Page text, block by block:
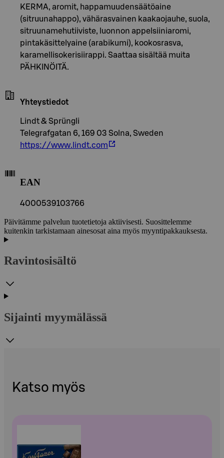
KERMA, aromit, happamuudensäätöaine
(sitruunahappo), vähärasvainen kaakaojauhe, suola,
sitruunamehutiiviste, luonnon appelsiiniaromi,
pintakäsittelyaine (arabikumi), kookosrasva,
karamellisokerisiirappi. Saattaa sisältää muita
PÄHKINÖITÄ.
Yhteystiedot
Lindt & Sprüngli
Telegrafgatan 6, 169 03 Solna, Sweden
https://www.lindt.com
EAN
4000539103766
Päivitämme palvelun tuotetietoja aktiivisesti. Suosittelemme
kuitenkin tarkistamaan ainesosat aina myös myyntipakkauksesta.
Ravintosisältö
Sijainti myymälässä
Katso myös